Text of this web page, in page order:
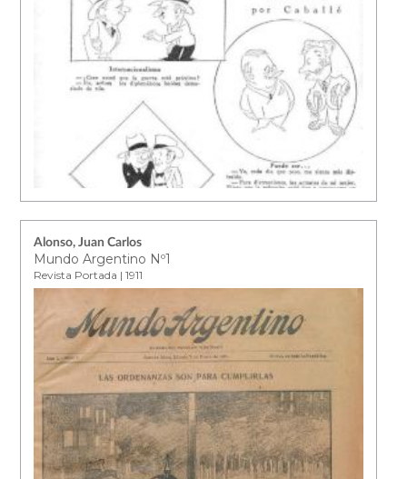
Alonso, Juan Carlos
Mundo Argentino Nº1
Revista Portada | 1911